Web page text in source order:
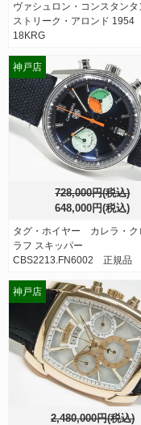
ヴァシュロン・コンスタン
ストリーク・アロンド 1954
18KRG
728,000円(税込)
648,000円(税込)
タグ・ホイヤー カレラ・ク
ラフ スキッパー
CBS2213.FN6002 正規品
神戸店
2,480,000円(税込)
神戸店